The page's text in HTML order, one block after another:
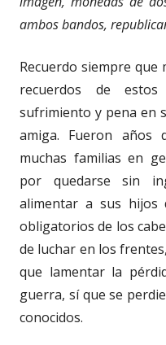
ambos bandos,
Recuerdo siempre que
recuerdos de
sufrimiento y pena en
amiga. Fueron años
muchas familias en
por quedarse sin
alimentar a sus hijos
obligatorios de los
de luchar en los
que lamentar la
guerra, sí que se
conocidos.